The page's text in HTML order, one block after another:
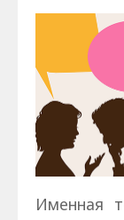
Именная